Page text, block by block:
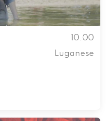
10.00
Luganese